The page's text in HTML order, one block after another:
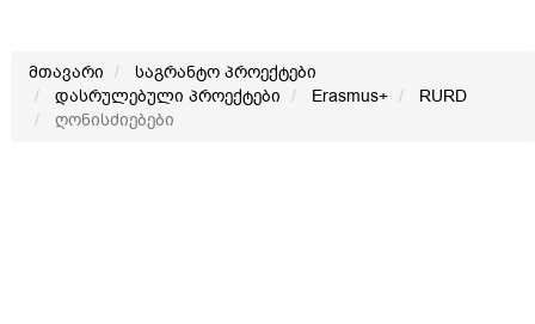
მთავარი
საგრანტო პროექტები
დასრულებული პროექტები
Erasmus+
RURD
ღონისძიებები